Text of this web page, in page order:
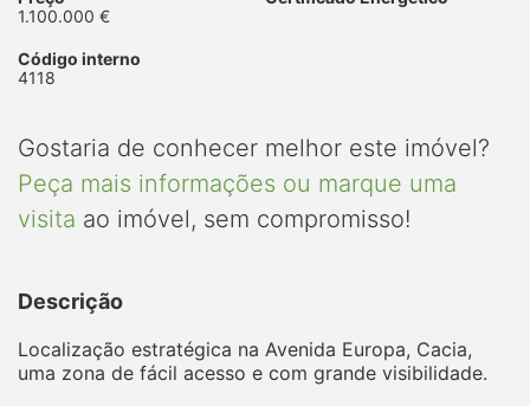
1.100.000 €
Código interno
4118
Gostaria de conhecer melhor este imóvel?
Peça mais informações ou marque uma
visita ao imóvel, sem compromisso!
Descrição
Localização estratégica na Avenida Europa, Cacia,
uma zona de fácil acesso e com grande visibilidade.